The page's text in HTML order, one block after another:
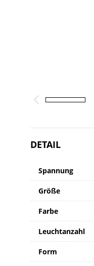
DETAIL
Spannung
Größe
Farbe
Leuchtanzahl
Form